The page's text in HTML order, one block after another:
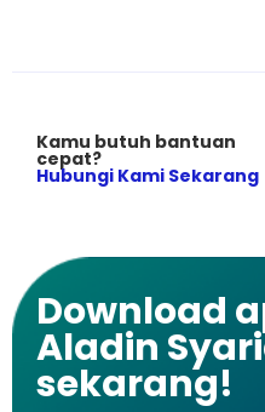
Kamu butuh bantuan
cepat?
Hubungi Kami Sekarang
Download
Aladin
sekarang!